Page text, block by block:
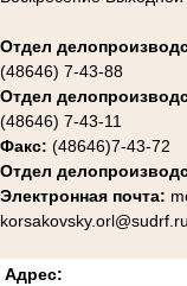
Отдел
(48646) 7-43-88
Отдел
(48646) 7-43-11
Факс: (48646)7-43-72
Отдел
Электронная почта:
korsakovsky.orl@sudrf.ru
Адрес: